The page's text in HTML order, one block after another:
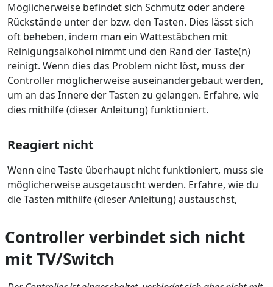
Möglicherweise befindet sich Schmutz oder andere
Rückstände unter der bzw. den Tasten. Dies lässt sich
oft beheben, indem man ein Wattestäbchen mit
Reinigungsalkohol nimmt und den Rand der Taste(n)
reinigt. Wenn dies das Problem nicht löst, muss der
Controller möglicherweise auseinandergebaut werden,
um an das Innere der Tasten zu gelangen. Erfahre, wie
dies mithilfe (dieser Anleitung) funktioniert.
Reagiert nicht
Wenn eine Taste überhaupt nicht funktioniert, muss sie
möglicherweise ausgetauscht werden. Erfahre, wie du
die Tasten mithilfe (dieser Anleitung) austauschst,
Controller verbindet sich nicht
mit TV/Switch